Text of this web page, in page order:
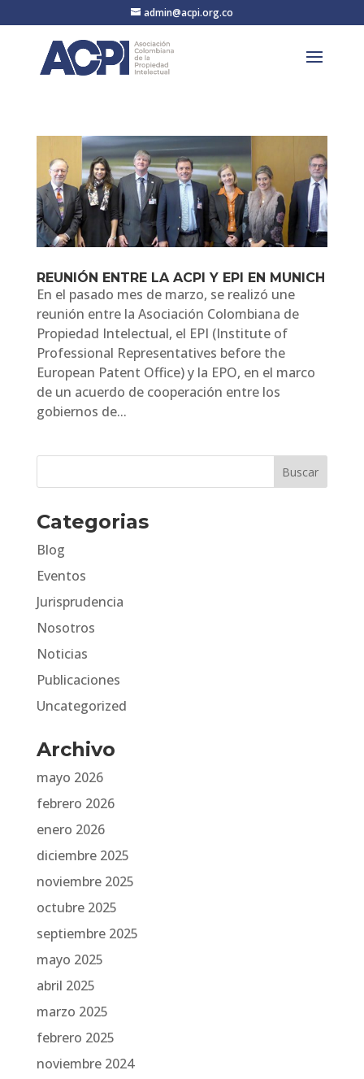
admin@acpi.org.co
REUNIÓN ENTRE LA ACPI Y EPI EN MUNICH
En el pasado mes de marzo, se realizó une
reunión entre la Asociación Colombiana de
Propiedad Intelectual, el EPI (Institute of
Professional Representatives before the
European Patent Office) y la EPO, en el marco
de un acuerdo de cooperación entre los
gobiernos de...
Categorias
Blog
Eventos
Jurisprudencia
Nosotros
Noticias
Publicaciones
Uncategorized
Archivo
mayo 2026
febrero 2026
enero 2026
diciembre 2025
noviembre 2025
octubre 2025
septiembre 2025
mayo 2025
abril 2025
marzo 2025
febrero 2025
noviembre 2024